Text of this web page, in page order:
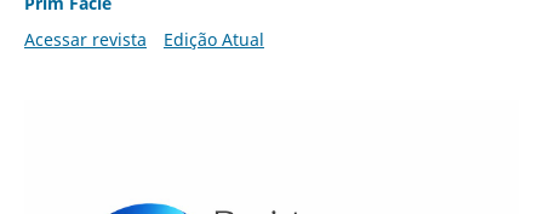
Acessar revista
Edição Atual